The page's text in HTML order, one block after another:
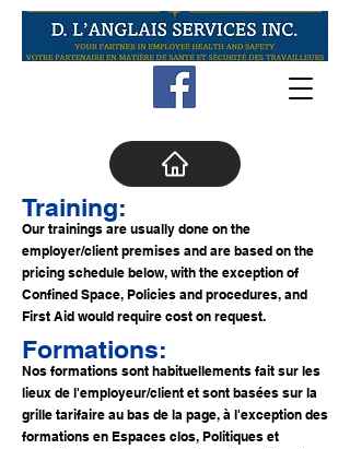
Training:
Our trainings are usually done on the
employer/client premises and are based on the
pricing schedule below, with the exception of
Confined Space, Policies and procedures, and
First Aid would require cost on request.
Formations:
Nos formations sont habituellements fait sur les
lieux de l'employeur/client et sont basées sur la
grille tarifaire au bas de la page, à l'exception des
formations en Espaces clos, Politiques et